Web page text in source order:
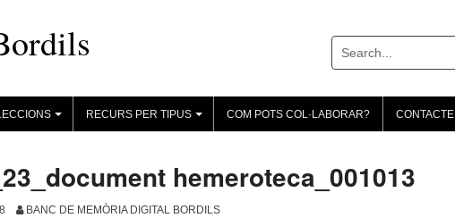
+ +
RECURS PER TIPUS COM POTS COL·LABORAR? CONTACTE
hemeroteca_001013
BANC DE MEMÒRIA DIGITAL BORDILS